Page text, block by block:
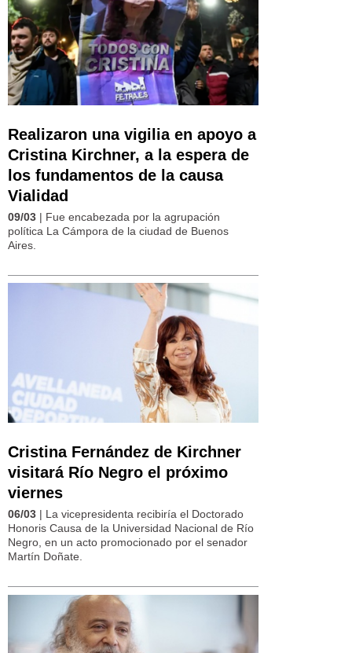
Realizaron una vigilia en apoyo a
Cristina Kirchner, a la espera de
los fundamentos de la causa
Vialidad
09/03 | Fue encabezada por la agrupación
política La Cámpora de la ciudad de Buenos
Aires.
Cristina Fernández de Kirchner
visitará Río Negro el próximo
viernes
06/03 | La vicepresidenta recibiría el Doctorado
Honoris Causa de la Universidad Nacional de Río
Negro, en un acto promocionado por el senador
Martín Doñate.